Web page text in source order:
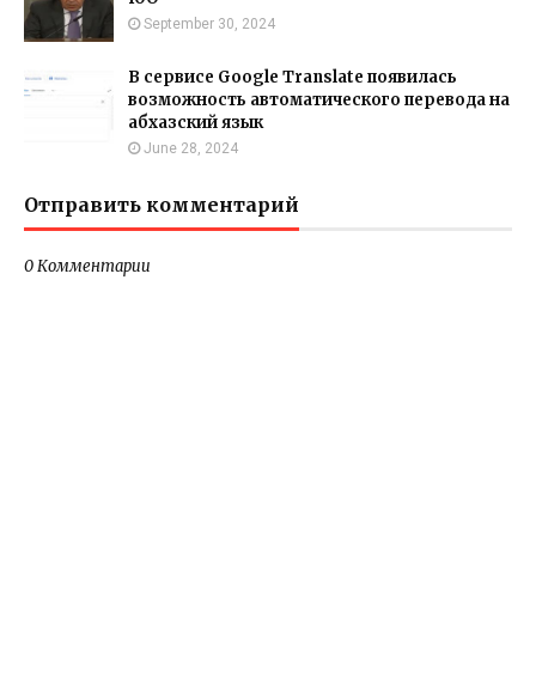
September 30, 2024
В сервисе Google Translate появилась
возможность автоматического перевода на
абхазский язык
June 28, 2024
Отправить комментарий
0 Комментарии